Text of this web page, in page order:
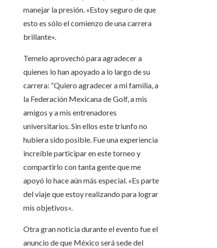
manejar la presión. «Estoy seguro de que
esto es sólo el comienzo de una carrera
brillante».
Temelo aprovechó para agradecer a
quienes lo han apoyado a lo largo de su
carrera: “Quiero agradecer a mi familia, a
la Federación Mexicana de Golf, a mis
amigos y a mis entrenadores
universitarios. Sin ellos este triunfo no
hubiera sido posible. Fue una experiencia
increíble participar en este torneo y
compartirlo con tanta gente que me
apoyó lo hace aún más especial. «Es parte
del viaje que estoy realizando para lograr
mis objetivos».
Otra gran noticia durante el evento fue el
anuncio de que México será sede del